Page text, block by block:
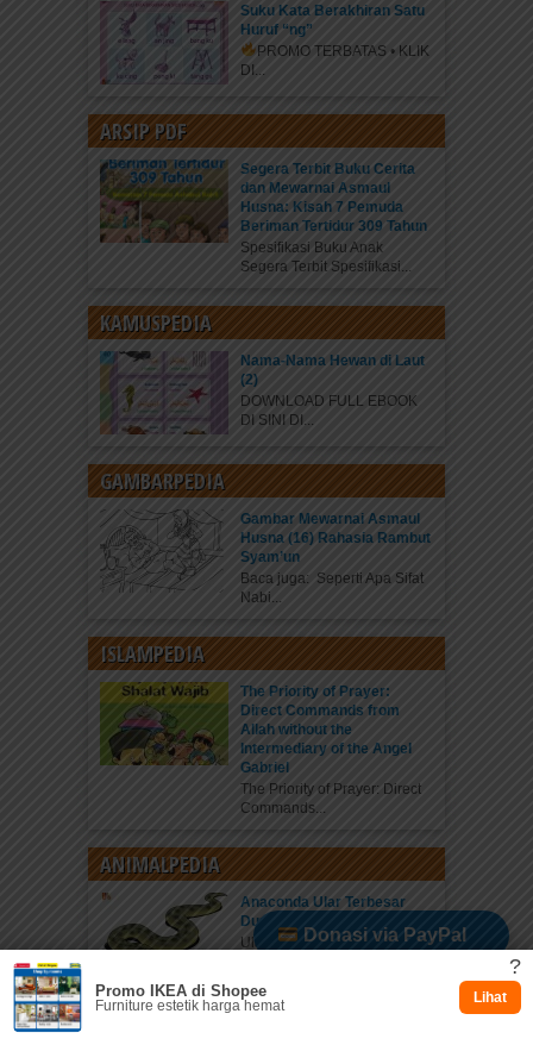
Suku Kata Berakhiran Satu
Huruf “ng”
PROMO TERBATAS • KLIK
DI...
ARSIP PDF
Segera Terbit Buku Cerita
dan Mewarnai Asmaul
Husna: Kisah 7 Pemuda
Beriman Tertidur 309 Tahun
Spesifikasi Buku Anak
Segera Terbit Spesifikasi...
KAMUSPEDIA
Nama-Nama Hewan di Laut
(2)
DOWNLOAD FULL EBOOK
DI SINI DI...
GAMBARPEDIA
Gambar Mewarnai Asmaul
Husna (16) Rahasia Rambut
Syam’un
Baca juga: Seperti Apa Sifat
Nabi...
ISLAMPEDIA
The Priority of Prayer:
Direct Commands from
Allah without the
Intermediary of the Angel
Gabriel
The Priority of Prayer: Direct
Commands...
ANIMALPEDIA
Anaconda Ular Terbesar
Dunia
Ular anaconda berburu
Donasi via PayPal
Dukung via Kitabisa
?
Promo IKEA di Shopee
Furniture estetik harga hemat Lihat